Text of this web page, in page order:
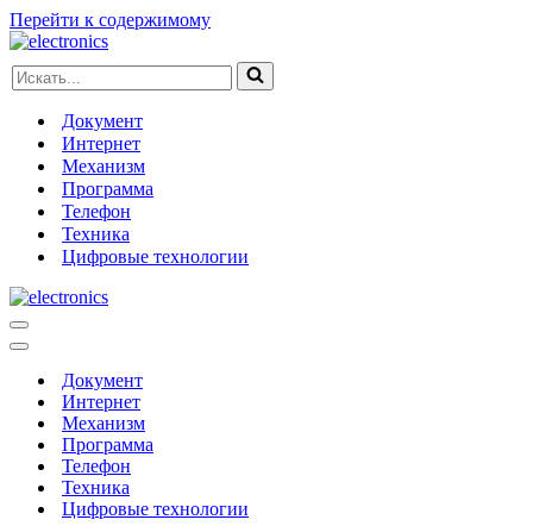
Перейти к содержимому
Искать...
Документ
Интернет
Механизм
Программа
Телефон
Техника
Цифровые технологии
Меню
навигации
Меню
навигацииДокумент
Интернет
Механизм
Программа
Телефон
Техника
Цифровые технологии